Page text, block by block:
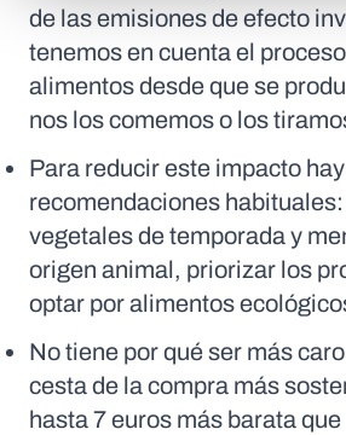
de las emisiones de efecto
tenemos en cuenta el
alimentos desde que se
nos los comemos o los
Para reducir este impacto
recomendaciones
vegetales de temporada y
origen animal, priorizar los
optar por alimentos
No tiene por qué ser más
cesta de la compra más
hasta 7 euros más barata que